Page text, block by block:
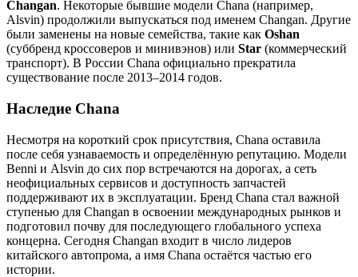
Changan. Некоторые бывшие модели Chana (например,
Alsvin) продолжили выпускаться под именем Changan. Другие
были заменены на новые семейства, такие как Oshan
(суббренд кроссоверов и минивэнов) или Star (коммерческий
транспорт). В России Chana официально прекратила
существование после 2013–2014 годов.
Наследие Chana
Несмотря на короткий срок присутствия, Chana оставила
после себя узнаваемость и определённую репутацию. Модели
Benni и Alsvin до сих пор встречаются на дорогах, а сеть
неофициальных сервисов и доступность запчастей
поддерживают их в эксплуатации. Бренд Chana стал важной
ступенью для Changan в освоении международных рынков и
подготовил почву для последующего глобального успеха
концерна. Сегодня Changan входит в число лидеров
китайского автопрома, а имя Chana остаётся частью его
истории.